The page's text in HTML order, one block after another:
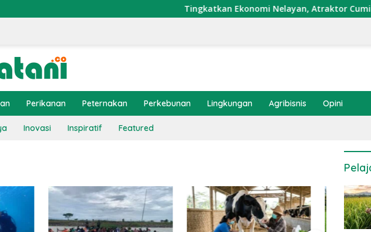
Tingkatkan Ekonomi Nelayan, Atraktor Cumi
Perikanan Peternakan Perkebunan Lingkungan Agribisnis Opini
Inovasi Inspiratif Featured